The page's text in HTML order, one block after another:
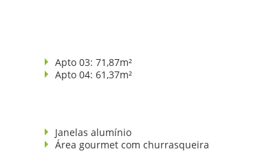
Apto 03: 71,87m²
Apto 04: 61,37m²
Janelas alumínio
Área gourmet com churrasqueira